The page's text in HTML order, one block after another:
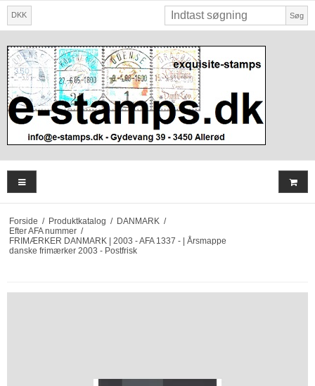
DKK Søg
Forside / Produktkatalog / DANMARK /
Efter AFA nummer /
FRIMÆRKER DANMARK | 2003 - AFA 1337 - | Årsmappe
danske frimærker 2003 - Postfrisk